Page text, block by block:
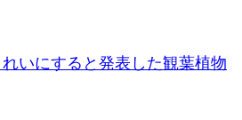
いにすると発表した観葉植物